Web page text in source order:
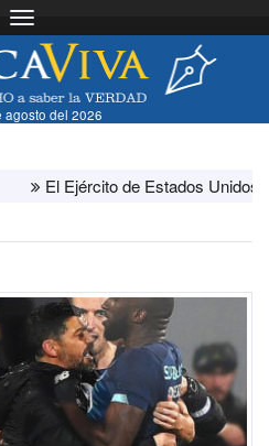
Toggle navigation
agosto del 2026
El Ejército de Estados Unidos ha